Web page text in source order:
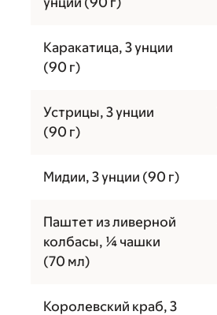
Каракатица, 3 унции
(90 г)
Устрицы, 3 унции
(90 г)
Мидии, 3 унции (90 г)
Паштет из ливерной
колбасы, ¼ чашки
(70 мл)
Королевский краб, 3